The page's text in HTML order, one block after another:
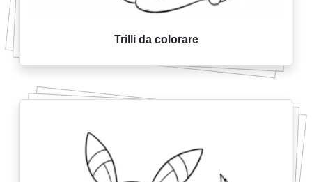
Trilli da colorare